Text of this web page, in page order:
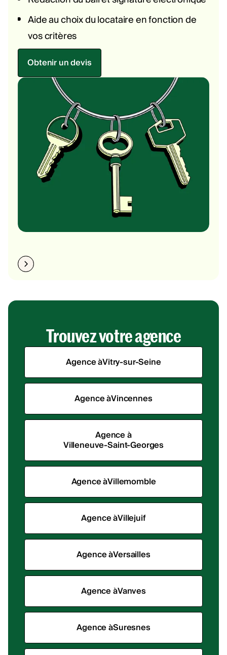
Aide au choix du locataire en fonction de
vos critères
Obtenir un devis
Trouvez votre agence
Agence àVitry-sur-Seine
Agence àVincennes
Agence à
Villeneuve-Saint-Georges
Agence àVillemomble
Agence àVillejuif
Agence àVersailles
Agence àVanves
Agence àSuresnes